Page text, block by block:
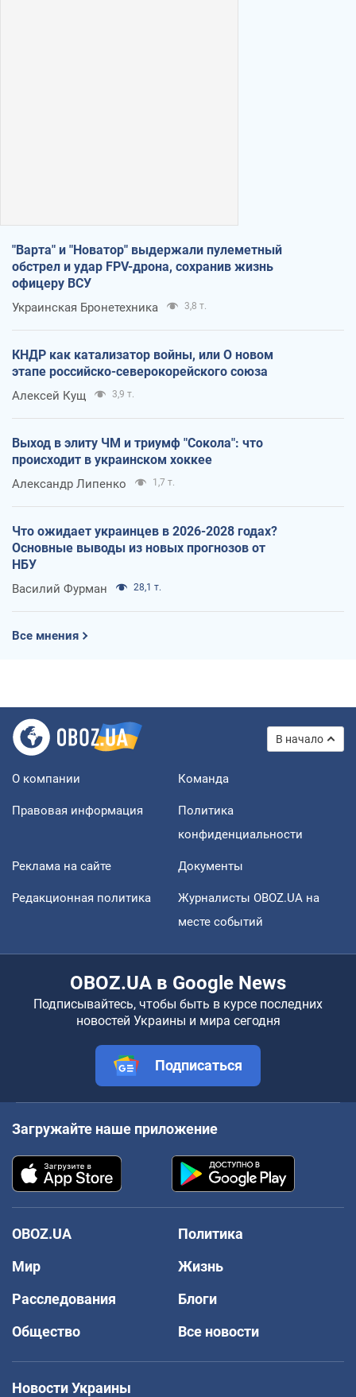
"Варта" и "Новатор" выдержали пулеметный
обстрел и удар FPV-дрона, сохранив жизнь
офицеру ВСУ
Украинская Бронетехника 3,8 т.
КНДР как катализатор войны, или О новом
этапе российско-северокорейского союза
Алексей Кущ 3,9 т.
Выход в элиту ЧМ и триумф "Сокола": что
происходит в украинском хоккее
Александр Липенко 1,7 т.
Что ожидает украинцев в 2026-2028 годах?
Основные выводы из новых прогнозов от
НБУ
Василий Фурман 28,1 т.
Все мнения
В начало
О компании Команда
Правовая информация
Политика
конфиденциальности
Реклама на сайте Документы
Редакционная политика
Журналисты OBOZ.UA на
месте событий
OBOZ.UA в Google News
Подписывайтесь, чтобы быть в курсе последних
новостей Украины и мира сегодня
Подписаться
Загружайте наше приложение
OBOZ.UA
Политика
Мир
Жизнь
Расследования
Блоги
Общество
Все новости
Новости Украины